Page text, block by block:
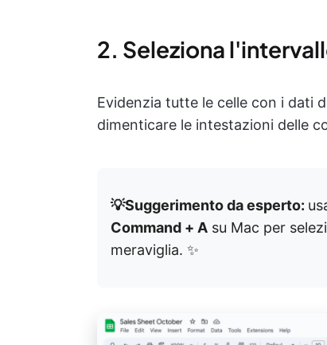
2. Seleziona
Evidenzia tutte le celle con i dati
dimenticare le intestazioni delle
💡Suggerimento da esperto:
Command + A su Mac per
meraviglia. ✨